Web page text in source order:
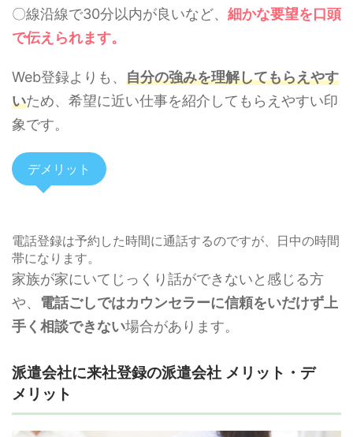
〇線沿線で30分以内が良いなど、 細かな要望を口頭
で伝えられます。
Web登録よりも、 自分の強みを理解してもらえやす
いため、希望に近い仕事を紹介してもらえやすい印
象です。
デメリット
電話登録は予約した時間に通話するのですが、日中の時間
帯になります。
家族が家にいてじっくり話ができないと感じる方
や、 電話ごしではカウンセラーに信頼をいだけず上
手く相談できない場合があります。
派遣会社に来社登録の派遣会社 メリット・デ
メリット